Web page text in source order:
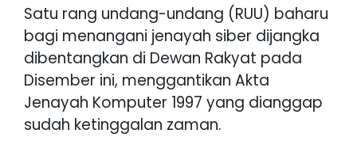
Satu rang undang-undang (RUU) baharu
bagi menangani jenayah siber dijangka
dibentangkan di Dewan Rakyat pada
Disember ini, menggantikan Akta
Jenayah Komputer 1997 yang dianggap
sudah ketinggalan zaman.